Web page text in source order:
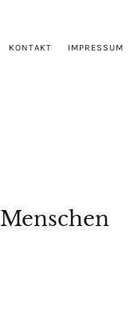
KONTAKT IMPRESSUM
Menschen